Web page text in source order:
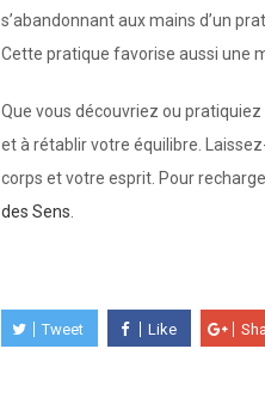
s’abandonnant aux mains d’un
Cette pratique favorise aussi une
Que vous découvriez ou
et à rétablir votre équilibre.
corps et votre esprit. Pour
des Sens
Tweet Like